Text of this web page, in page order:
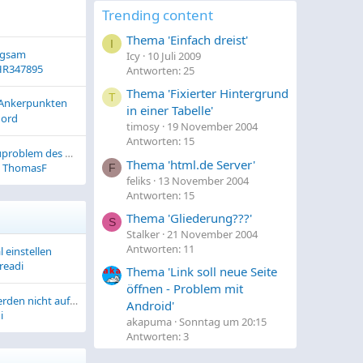
[Software] Vorschauproblem des Live Preview bei VS Code
ThomasF
einstellen
Wix-Shop: Artikel werden nicht auf Google Merchants angezeigt.
Trending content
I Thema 'Einfach dreist'
Icy 10 Juli 2009
Antworten: 25
T
Thema 'Fixierter Hintergrund
in einer Tabelle'
timosy 19 November 2004
Antworten: 15
F Thema 'html.de Server'
feliks 13 November 2004
Antworten: 15
S Thema 'Gliederung???'
Stalker 21 November 2004
Antworten: 11
Thema 'Link soll neue Seite
öffnen - Problem mit
Android'
akapuma Sonntag um 20:15
Antworten: 3